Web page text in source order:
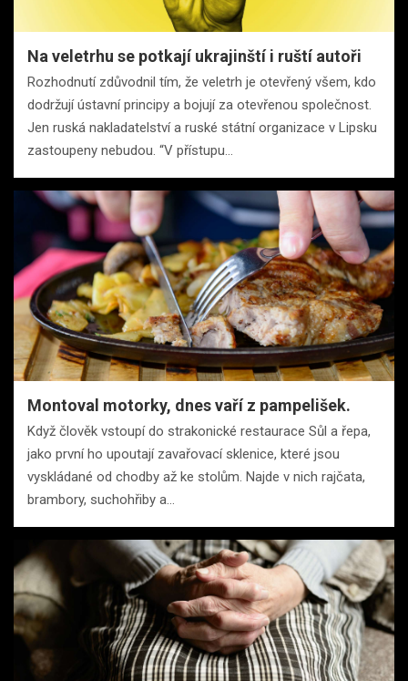
Na veletrhu se potkají ukrajinští i ruští autoři
Rozhodnutí zdůvodnil tím, že veletrh je otevřený všem, kdo
dodržují ústavní principy a bojují za otevřenou společnost.
Jen ruská nakladatelství a ruské státní organizace v Lipsku
zastoupeny nebudou. “V přístupu…
Montoval motorky, dnes vaří z pampelišek.
Když člověk vstoupí do strakonické restaurace Sůl a řepa,
jako první ho upoutají zavařovací sklenice, které jsou
vyskládané od chodby až ke stolům. Najde v nich rajčata,
brambory, suchohřiby a…